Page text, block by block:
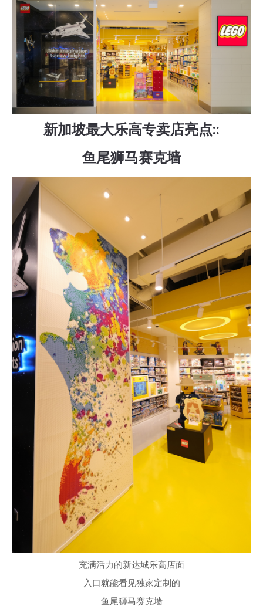
新加坡最大乐高专卖店亮点::
鱼尾狮马赛克墙
充满活力的新达城乐高店面
入口就能看见独家定制的
鱼尾狮马赛克墙